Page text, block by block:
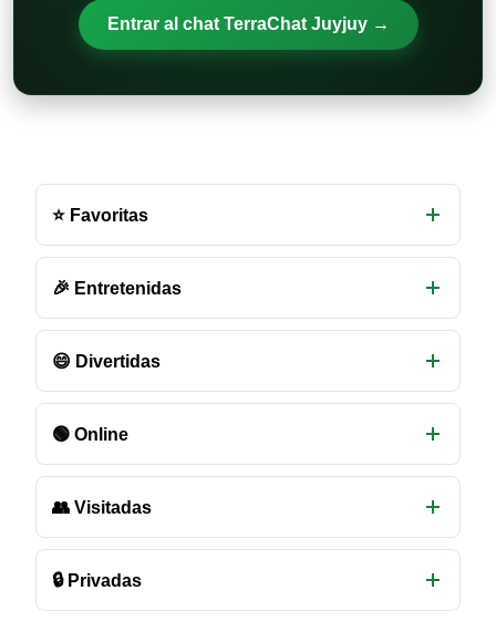
Entrar al chat TerraChat Juyjuy →
de
chat
disponibles
⭐ Favoritas
🎉 Entretenidas
😄 Divertidas
🟢 Online
👥 Visitadas
🔒 Privadas